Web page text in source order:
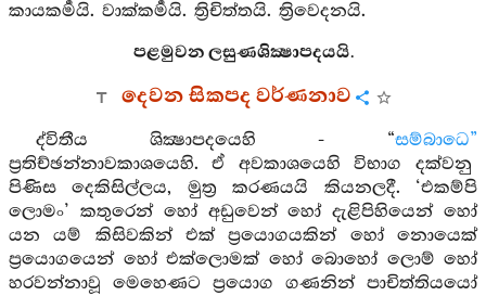
කායකර්‍මයි. වාක්කර්‍මයි. ත්‍රිචිත්තයි. ත්‍රිවෙදනයි.
පළමුවන ලසුණශික්‍ෂාපදයයි.
දෙවන සිකපද වර්ණනාව
ද්විතීය ශික්‍ෂාපදයෙහි - “සම්බාධෙ”
ප්‍රතිච්ඡන්නාවකාශයෙහි. ඒ අවකාශයෙහි විභාග දක්වනු
පිණිස දෙකිසිල්ලය, මුත්‍ර කරණයයි කියනලදී. ‘එකම්පි
ලොමං’ කතුරෙන් හෝ අඩුවෙන් හෝ දැළිපිහියෙන් හෝ
යන යම් කිසිවකින් එක් ප්‍රයොගයකින් හෝ නොයෙක්
ප්‍රයොගයෙන් හෝ එක්ලොමක් හෝ බොහෝ ලොම් හෝ
හරවන්නාවූ මෙහෙණට ප්‍රයොග ගණනින් පාචිත්තියයෝ